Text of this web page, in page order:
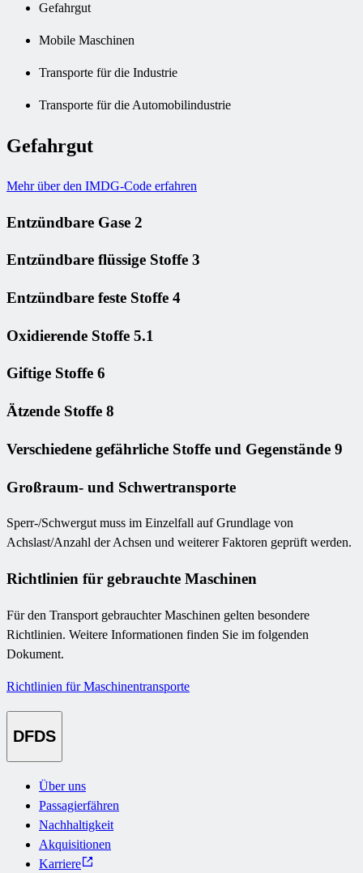
Gefahrgut
Mobile Maschinen
Transporte für die Industrie
Transporte für die Automobilindustrie
Gefahrgut
Mehr über den IMDG-Code erfahren
Entzündbare Gase 2
Entzündbare flüssige Stoffe 3
Entzündbare feste Stoffe 4
Oxidierende Stoffe 5.1
Giftige Stoffe 6
Ätzende Stoffe 8
Verschiedene gefährliche Stoffe und Gegenstände 9
Großraum- und Schwertransporte
Sperr-/Schwergut muss im Einzelfall auf Grundlage von
Achslast/Anzahl der Achsen und weiterer Faktoren geprüft werden.
Richtlinien für gebrauchte Maschinen
Für den Transport gebrauchter Maschinen gelten besondere
Richtlinien. Weitere Informationen finden Sie im folgenden
Dokument.
Richtlinien für Maschinentransporte
DFDS
Über uns
Passagierfähren
Nachhaltigkeit
Akquisitionen
Karriere